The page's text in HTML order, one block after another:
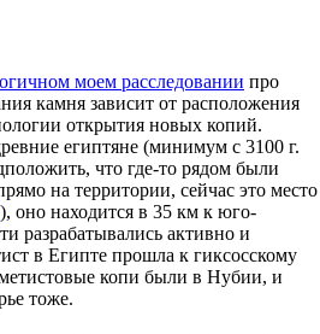
моем расследовании про
камня зависит от расположения
открытия новых копий.
египтяне (минимум с 3100 г.
что где-то рядом были
на территории, сейчас это место
), оно находится в 35 км к юго-
разрабатывались активно и
в Египте прошла к гиксосскому
копи были в Нубии, и
тоже.